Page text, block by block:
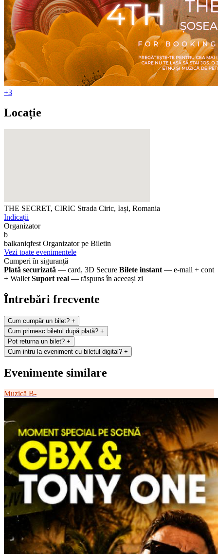
+3
Locație
THE SECRET, CIRIC Strada Ciric, Iași, Romania
Indicații
Organizator
b
balkaniqfest Organizator pe Biletin
Vezi toate evenimentele
Cumperi în siguranță
Plată securizată — card, 3D Secure Bilete instant — e-mail + cont
+ Wallet Suport real — răspuns în aceeași zi
Întrebări frecvente
Cum cumpăr un bilet? +
Cum primesc biletul după plată? +
Pot returna un bilet? +
Cum intru la eveniment cu biletul digital? +
Evenimente similare
Muzică B-